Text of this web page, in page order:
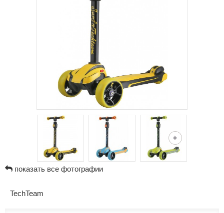
показать все фотографии
TechTeam